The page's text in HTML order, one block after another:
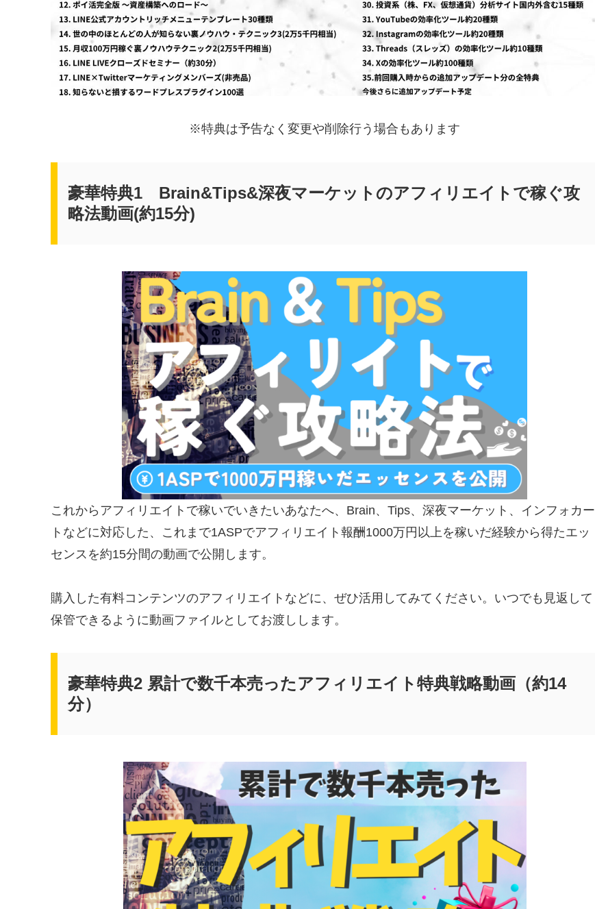
※特典は予告なく変更や削除行う場合もあります
豪華特典1 Brain&Tips&深夜マーケットのアフィリエイトで稼ぐ攻
略法動画(約15分)
これからアフィリエイトで稼いでいきたいあなたへ、Brain、Tips、深夜マーケット、インフォカー
トなどに対応した、これまで1ASPでアフィリエイト報酬1000万円以上を稼いだ経験から得たエッ
センスを約15分間の動画で公開します。
購入した有料コンテンツのアフィリエイトなどに、ぜひ活用してみてください。いつでも見返して
保管できるように動画ファイルとしてお渡しします。
豪華特典2 累計で数千本売ったアフィリエイト特典戦略動画（約14
分）